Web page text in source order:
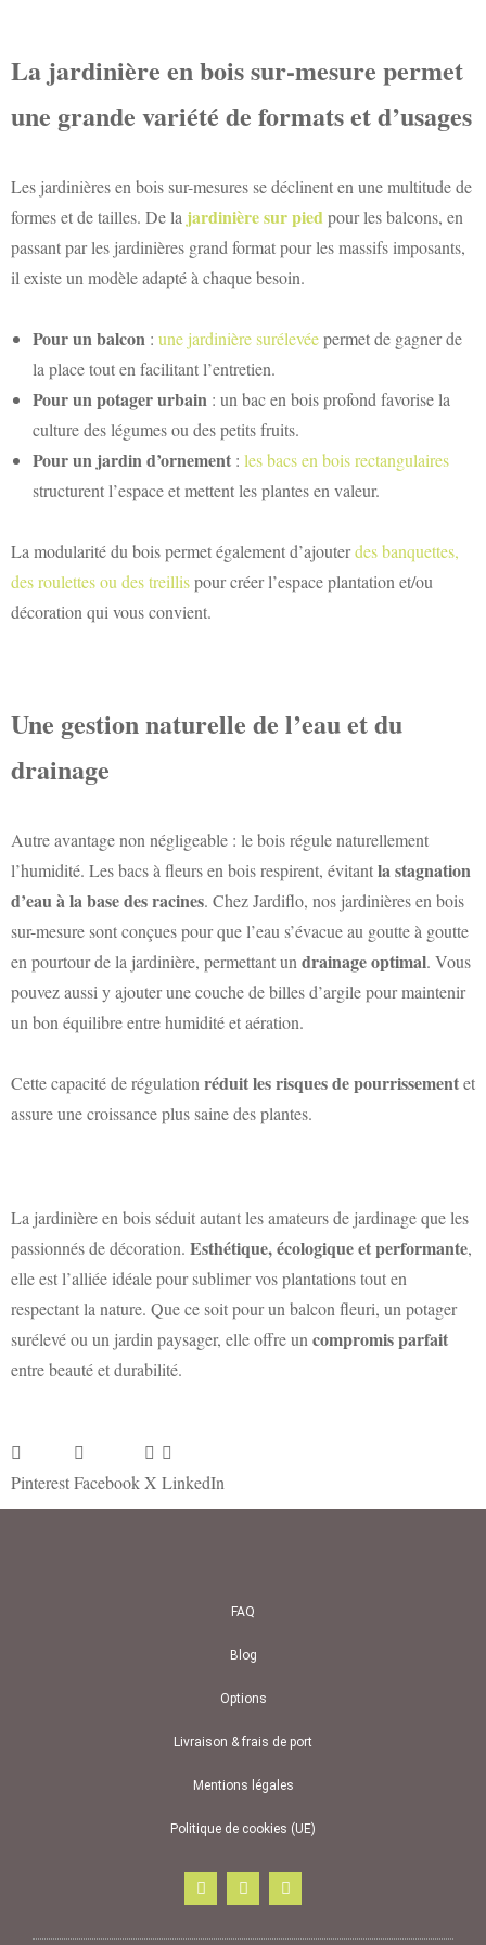
La jardinière en bois sur-mesure permet
une grande variété de formats et d’usages
Les jardinières en bois sur-mesures se déclinent en une multitude de
formes et de tailles. De la jardinière sur piedpour les balcons, en
passant par les jardinières grand format pour les massifs imposants,
il existe un modèle adapté à chaque besoin.
Pour un balcon : une jardinière surélevéepermet de gagner de
la place tout en facilitant l’entretien.
Pour un potager urbain : un bac en bois profond favorise la
culture des légumes ou des petits fruits.
Pour un jardin d’ornement : les bacs en bois rectangulaires
structurent l’espace et mettent les plantes en valeur.
La modularité du bois permet également d’ajouterdes banquettes,
des roulettes ou des treillispour créer l’espace plantation et/ou
décoration qui vous convient.
Une gestion naturelle de l’eau et du
drainage
Autre avantage non négligeable : le bois régule naturellement
l’humidité. Les bacs à fleurs en bois respirent, évitantla stagnation
d’eau à la base des racines. Chez Jardiflo, nos jardinières en bois
sur-mesure sont conçues pour que l’eau s’évacue au goutte à goutte
en pourtour de la jardinière, permettant undrainage optimal. Vous
pouvez aussi y ajouter une couche de billes d’argile pour maintenir
un bon équilibre entre humidité et aération.
Cette capacité de régulationréduit les risques de pourrissementet
assure une croissance plus saine des plantes.
La jardinière en bois séduit autant les amateurs de jardinage que les
passionnés de décoration. Esthétique, écologique et performante,
elle est l’alliée idéale pour sublimer vos plantations tout en
respectant la nature. Que ce soit pour un balcon fleuri, un potager
surélevé ou un jardin paysager, elle offre uncompromis parfait
entre beauté et durabilité.
PinterestFacebookX LinkedIn
FAQ
Blog
Options
Livraison & frais de port
Mentions légales
Politique de cookies (UE)